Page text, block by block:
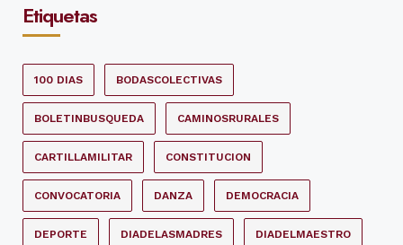
Etiquetas
100 DIAS BODASCOLECTIVAS
BOLETINBUSQUEDA CAMINOSRURALES
CARTILLAMILITAR CONSTITUCION
CONVOCATORIA DANZA DEMOCRACIA
DEPORTE DIADELASMADRES DIADELMAESTRO